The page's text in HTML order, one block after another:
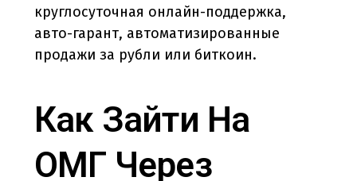
круглосуточная онлайн-поддержка,
авто-гарант, автоматизированные
продажи за рубли или биткоин.
Как Зайти На
ОМГ Через